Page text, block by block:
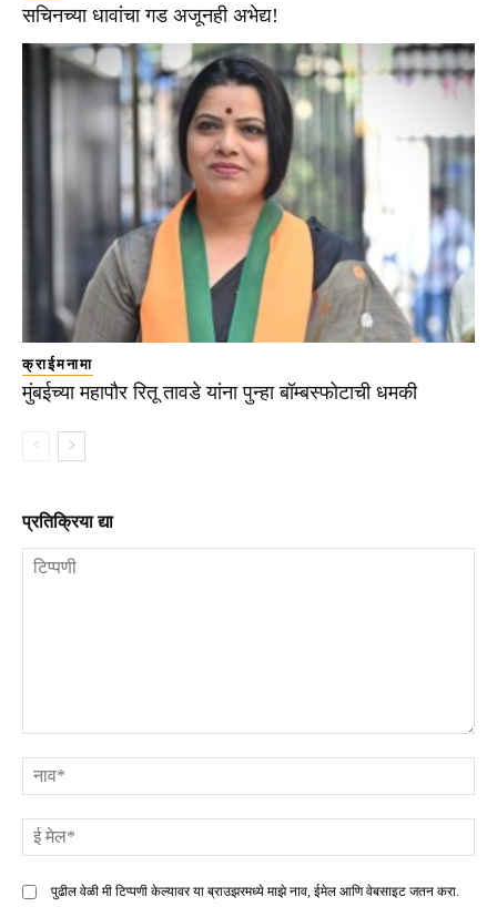
सचिनच्या धावांचा गड अजूनही अभेद्य!
क्राईमनामा
मुंबईच्या महापौर रितू तावडे यांना पुन्हा बॉम्बस्फोटाची धमकी
प्रतिक्रिया द्या
पुढील वेळी मी टिप्पणी केल्यावर या ब्राउझरमध्ये माझे नाव, ईमेल आणि वेबसाइट जतन करा.